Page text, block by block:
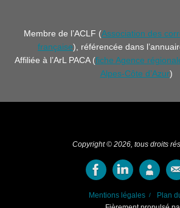
Membre de l’ACLF (Association des
française), référencée dans
Affiliée à l’ArL PACA (fiche Agence
Alpes-Côte d’Azur)
Copyright © 2026, tous droits
Mentions légales
Plan